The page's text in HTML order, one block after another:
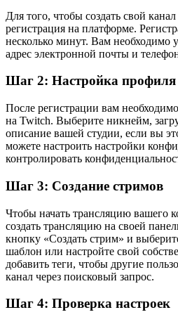
Для того, чтобы создать свой
регистрация на платформе.
несколько минут. Вам необходимо
адрес электронной почты и
Шаг 2: Настройка профиля
После регистрации вам
на Twitch. Выберите никнейм,
описание вашей студии, если вы
можете настроить настройки
контролировать
Шаг 3: Создание стримов
Чтобы начать трансляцию вашего
создать трансляцию на своей
кнопку «Создать стрим» и
шаблон или настройте свой
добавить теги, чтобы другие
канал через поисковый запрос.
Шаг 4: Проверка настроек